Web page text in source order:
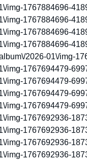
1767884696-
1767884696-
1767884696-
1767884696-
2026-01\/img-
1767694479-
1767694479-
1767694479-
1767694479-
1767692936-
1767692936-
1767692936-
1767692936-